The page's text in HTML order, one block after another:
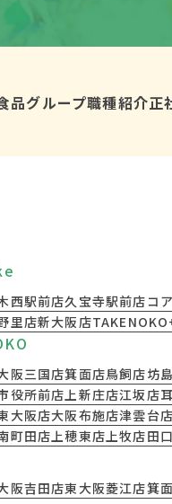
品グループ職種紹介正
西駅前店久宝寺駅前店コ
里店新大阪店
阪三国店箕面店鳥飼店坊
役所前店上新庄店江坂店
大阪店大阪布施店津雲台
町田店上穂東店上牧店田
阪吉田店東大阪菱江店箕